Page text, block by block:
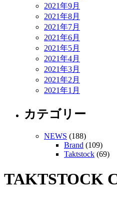
2021年9月
2021年8月
2021年7月
2021年6月
2021年5月
2021年4月
2021年3月
2021年2月
2021年1月
カテゴリー
NEWS (188)
Brand (109)
Taktstock (69)
TAKTSTOCK